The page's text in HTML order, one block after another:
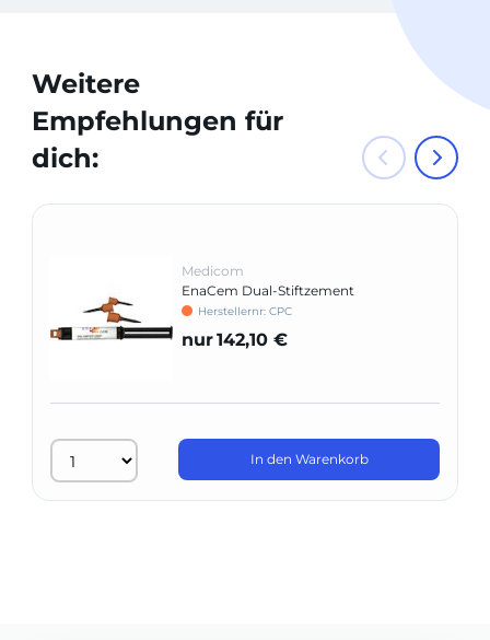
Weitere
Empfehlungen für
dich:
Medicom
EnaCem Dual-Stiftzement
Herstellernr: CPC
nur142,10 €
In den Warenkorb